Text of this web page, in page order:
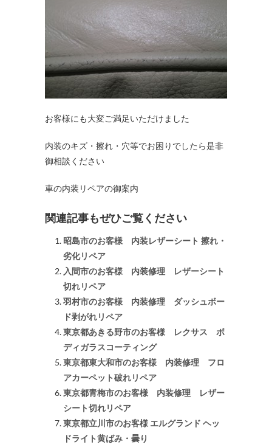
お客様にも大変ご満足いただけました
内装のキズ・擦れ・穴等でお困りでしたら是非
御相談ください
車の内装リペアの御案内
関連記事もぜひご覧ください
昭島市のお客様 内装レザーシート 擦れ・
劣化リペア
入間市のお客様 内装修理 レザーシート
切れリペア
羽村市のお客様 内装修理 ダッシュボー
ド剥がれリペア
東京都あきる野市のお客様 レクサス ボ
ディガラスコーティング
東京都東大和市のお客様 内装修理 フロ
アカーペット破れリペア
東京都青梅市のお客様 内装修理 レザー
シート切れリペア
東京都立川市のお客様 エルグランド ヘッ
ドライト黄ばみ・曇り